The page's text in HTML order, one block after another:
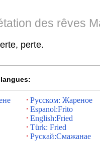
des rêves
perte.
Русском: Жареное
Espanol:Frito
English:Fried
Türk: Fried
Рускай:Смажанае